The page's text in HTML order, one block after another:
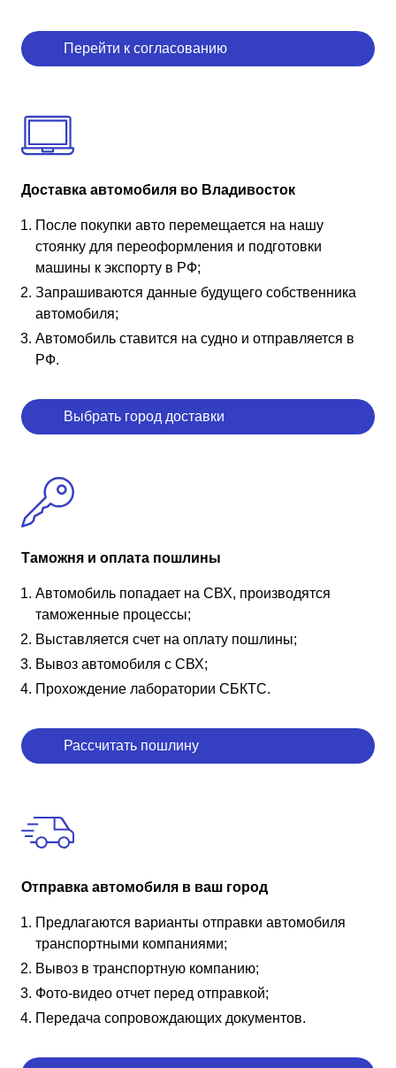
Перейти к согласованию
Доставка автомобиля во Владивосток
После покупки авто перемещается на нашу
стоянку для переоформления и подготовки
машины к экспорту в РФ;
Запрашиваются данные будущего собственника
автомобиля;
Автомобиль ставится на судно и отправляется в
РФ.
Выбрать город доставки
Таможня и оплата пошлины
Автомобиль попадает на СВХ, производятся
таможенные процессы;
Выставляется счет на оплату пошлины;
Вывоз автомобиля с СВХ;
Прохождение лаборатории СБКТС.
Рассчитать пошлину
Отправка автомобиля в ваш город
Предлагаются варианты отправки автомобиля
транспортными компаниями;
Вывоз в транспортную компанию;
Фото-видео отчет перед отправкой;
Передача сопровождающих документов.